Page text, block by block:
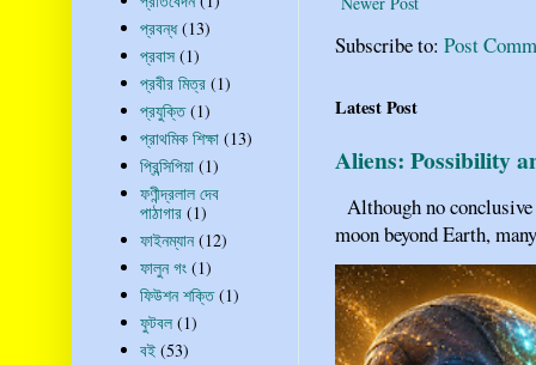
Subscribe to: Post
Latest Post
Aliens: Possibility
Although no
moon beyond Earth,
প্রবন্ধ (13)
প্রবাস (1)
প্রবীর মিত্র (1)
প্রযুক্তি (1)
প্রাথমিক শিক্ষা (13)
প্রিন্সিপিয়া (1)
ফণীন্দ্রলাল দেব
পাঠাগার (1)
ফাইনম্যান (12)
ফালুন গং (1)
ফিউশন শক্তি (1)
ফুটবল (1)
বই (53)